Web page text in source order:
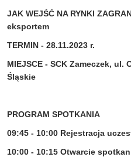
JAK WEJŚĆ NA RYNKI
eksportem
TERMIN - 28.11.2023 r.
MIEJSCE - SCK Zameczek,
Śląskie
PROGRAM SPOTKANIA
09:45 - 10:00 Rejestracja
10:00 - 10:15 Otwarcie